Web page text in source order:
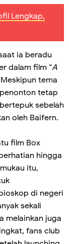
Lengkap,
ia beradu
dalam film “A
tema
tetap
sebelah
oleh Baifern.
film Box
hingga
itu,
di negeri
sekali
melainkan juga
fans club